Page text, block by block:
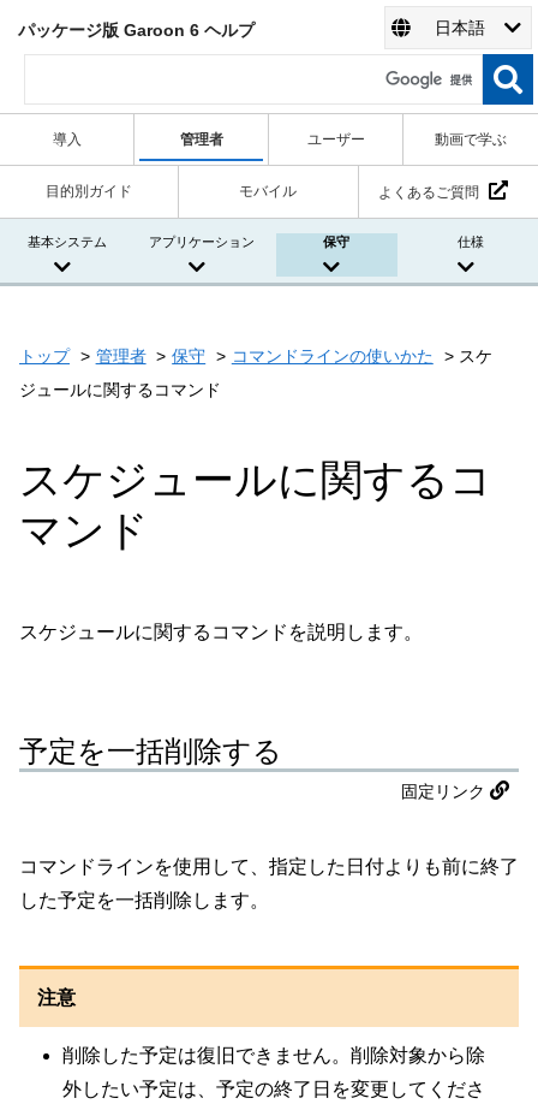
パッケージ版 Garoon 6 ヘルプ 日本語
導入 管理者 ユーザー 動画で学ぶ
目的別ガイド モバイル よくあるご質問
基本システム アプリケーション 保守 仕様
トップ 管理者 保守 コマンドラインの使いかた
スケ
ジュールに関するコマンド
スケジュールに関するコ
マンド
スケジュールに関するコマンドを説明します。
予定を一括削除する
固定リンク
コマンドラインを使用して、指定した日付よりも前に終了
した予定を一括削除します。
注意
削除した予定は復旧できません。削除対象から除
外したい予定は、予定の終了日を変更してくださ